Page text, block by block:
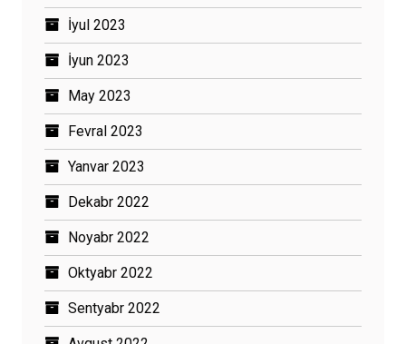
İyul 2023
İyun 2023
May 2023
Fevral 2023
Yanvar 2023
Dekabr 2022
Noyabr 2022
Oktyabr 2022
Sentyabr 2022